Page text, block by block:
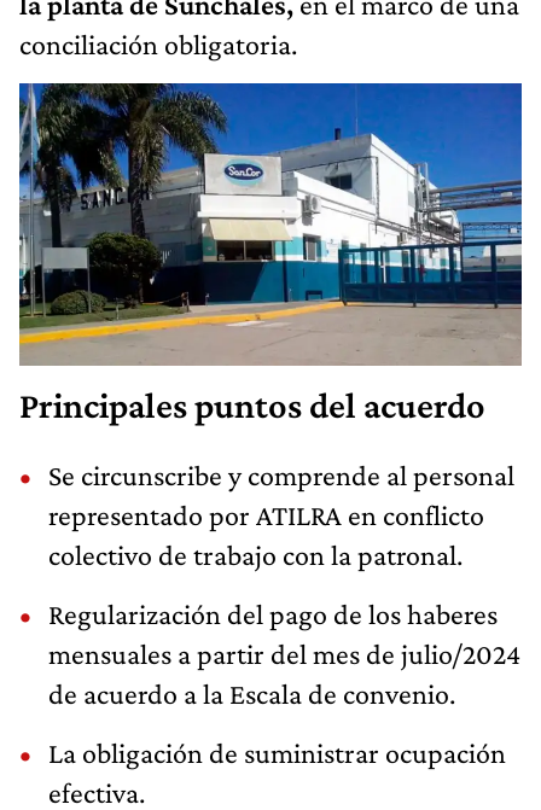
conciliación obligatoria.
Principales puntos del acuerdo
Se circunscribe y comprende al personal
representado por ATILRA en conflicto
colectivo de trabajo con la patronal.
Regularización del pago de los haberes
mensuales a partir del mes de julio/2024
de acuerdo a la Escala de convenio.
La obligación de suministrar ocupación
efectiva.